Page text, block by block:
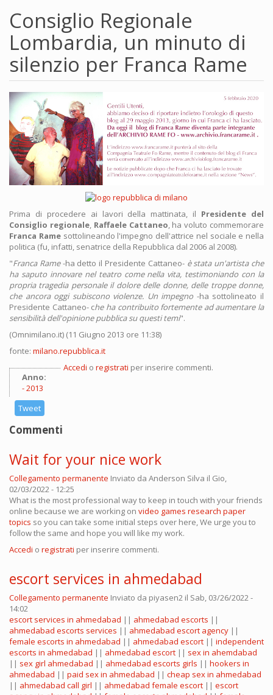
Consiglio Regionale
Lombardia, un minuto di
silenzio per Franca Rame
Prima di procedere ai lavori della mattinata, il Presidente del
Consiglio regionale, Raffaele Cattaneo, ha voluto commemorare
Franca Ramesottolineando l'impegno dell'attrice nel sociale e nella
politica (fu, infatti, senatrice della Repubblica dal 2006 al 2008).
"Franca Rame-ha detto il Presidente Cattaneo- è stata un'artista che
ha saputo innovare nel teatro come nella vita, testimoniando con la
propria tragedia personale il dolore delle donne, delle troppe donne,
che ancora oggi subiscono violenze. Un impegno -ha sottolineato il
Presidente Cattaneo- che ha contribuito fortemente ad aumentare la
sensibilità dell'opinione pubblica su questi temi".
(Omnimilano.it) (11 Giugno 2013 ore 11:38)
fonte: milano.repubblica.it
Anno:
2013
Accedi o registrati per inserire commenti.
Tweet
Commenti
Wait for your nice work
Collegamento permanente Inviato da Anderson Silva il Gio,
02/03/2022 - 12:25
What is the most professional way to keep in touch with your friends
online because we are working on video games research paper
topics so you can take some initial steps over here, We urge you to
follow the same and hope you will like my work.
Accedi o registrati per inserire commenti.
escort services in ahmedabad
Collegamento permanente Inviato da piyasen2 il Sab, 03/26/2022 -
14:02
escort services in ahmedabad || ahmedabad escorts ||
ahmedabad escorts services || ahmedabad escort agency ||
female escorts in ahmedabad || ahmedabad escort || independent
escorts in ahmedabad || ahmedabad escort || sex in ahemdabad
|| sex girl ahmedabad || ahmedabad escorts girls || hookers in
ahmedabad || paid sex in ahmedabad || cheap sex in ahmedabad
|| ahmedabad call girl || ahmedabad female escort || escort